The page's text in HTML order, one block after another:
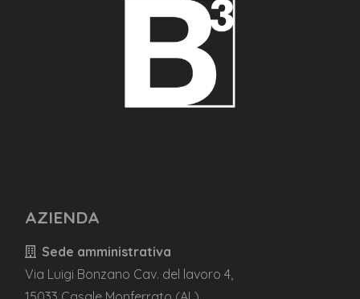
AZIENDA
Sede amministrativa
Via Luigi Bonzano Cav. del lavoro 4,